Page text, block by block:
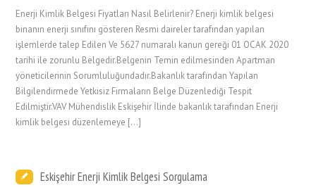
Enerji Kimlik Belgesi Fiyatları Nasıl Belirlenir? Enerji kimlik belgesi
binanın enerji sınıfını gösteren Resmi daireler tarafından yapılan
işlemlerde talep Edilen Ve 5627 numaralı kanun gereği 01 OCAK 2020
tarihi ile zorunlu Belgedir.Belgenin Temin edilmesinden Apartman
yöneticilerinin Sorumluluğundadır.Bakanlık tarafından Yapılan
Bilgilendirmede Yetkisiz Firmaların Belge Düzenlediği Tespit
Edilmiştir.VAV Mühendislik Eskişehir İlinde bakanlık tarafından Enerji
kimlik belgesi düzenlemeye […]
Eskişehir Enerji Kimlik Belgesi Sorgulama